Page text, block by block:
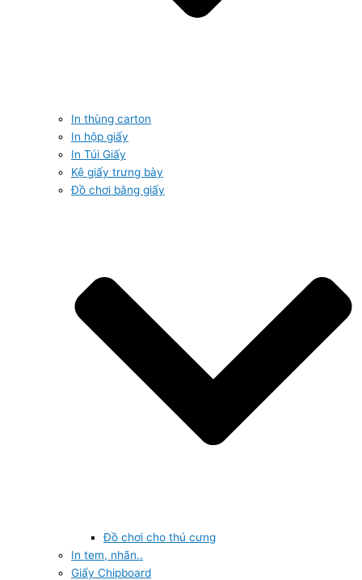
In thùng carton
In hộp giấy
In Túi Giấy
Kệ giấy trưng bày
Đồ chơi bằng giấy
Đồ chơi cho thú cưng
In tem, nhãn..
Giấy Chipboard